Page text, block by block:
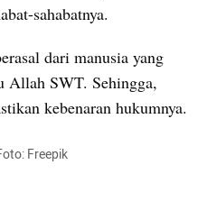
sahabatnya.
dari manusia yang
Allah SWT. Sehingga,
Freepik